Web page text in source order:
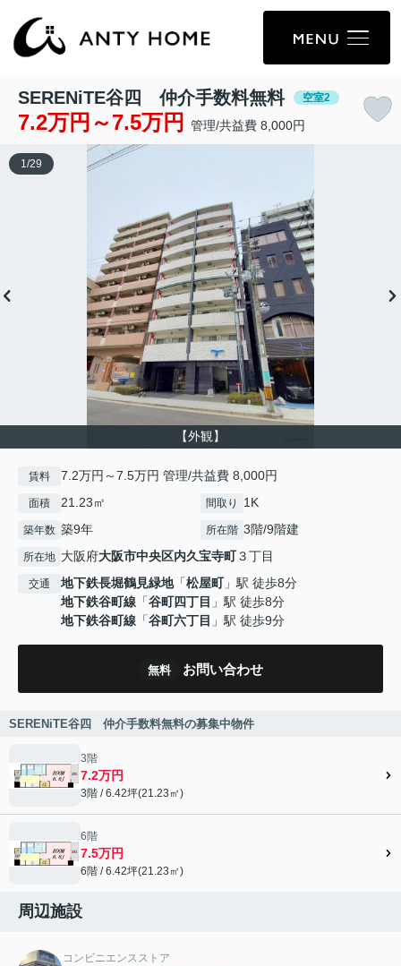
SERENiTE谷四 仲介手数料無料 空室2
7.2万円～7.5万円 管理/共益費 8,000円
【外観】
1 /29
賃料 7.2万円～7.5万円 管理/共益費 8,000円
面積 21.23㎡ 間取り 1K
築年数 築9年 所在階 3階/9階建
所在地 大阪府大阪市中央区内久宝寺町３丁目
交通 地下鉄長堀鶴見緑地「松屋町」駅 徒歩8分
地下鉄谷町線 「谷町四丁目 」駅 徒歩8分
地下鉄谷町線 「谷町六丁目 」駅 徒歩9分
無料 お問い合わせ
SERENiTE谷四 仲介手数料無料の募集中物件
3階
7.2万円
3階 / 6.42坪(21.23㎡)
6階
7.5万円
6階 / 6.42坪(21.23㎡)
周辺施設
コンビニエンスストア